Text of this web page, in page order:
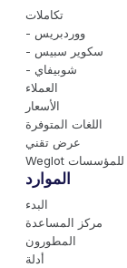
تكاملات
- ووردبريس
- سكوير سبيس
- شوبيفاي
العملاء
الأسعار
اللغات المتوفرة
عرض تقني
Weglot للمؤسسات
الموارد
البدء
مركز المساعدة
المطورون
أدلة